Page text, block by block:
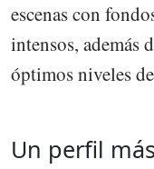
escenas con
intensos, además
óptimos niveles
Un perfil